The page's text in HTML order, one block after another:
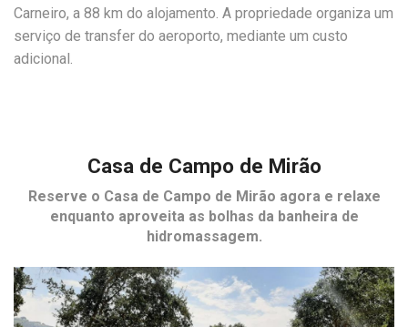
Carneiro, a 88 km do alojamento. A propriedade organiza um
serviço de transfer do aeroporto, mediante um custo
adicional.
Casa de Campo de Mirão
Reserve o Casa de Campo de Mirão agora e relaxe
enquanto aproveita as bolhas da banheira de
hidromassagem.